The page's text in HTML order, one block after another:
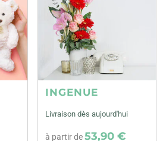
INGENUE
Livraison dès aujourd'hui
à partir de53,90 €